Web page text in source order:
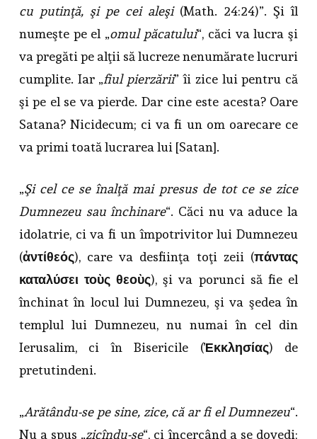
cu putinţă, şi pe cei aleşi(Math. 24:24)”. Şi îl
numeşte pe el „omul păcatului“, căci va lucra şi
va pregăti pe alţii să lucreze nenumărate lucruri
cumplite. Iar „fiul pierzării” îi zice lui pentru că
şi pe el se va pierde. Dar cine este acesta? Oare
Satana? Nicidecum; ci va fi un om oarecare ce
va primi toată lucrarea lui [Satan].
„Şi cel ce se înalţă mai presus de tot ce se zice
Dumnezeu sau închinare“. Căci nu va aduce la
idolatrie, ci va fi un împotrivitor lui Dumnezeu
(ἀντίθεός), care va desfiinţa toţi zeii (πάντας
καταλύσει τοὺς θεοὺς), şi va porunci să fie el
închinat în locul lui Dumnezeu, şi va şedea în
templul lui Dumnezeu, nu numai în cel din
Ierusalim, ci în Bisericile (Ἐκκλησίας) de
pretutindeni.
„Arătându-se pe sine, zice, că ar fi el Dumnezeu“.
Nu a spus „zicîndu-se“, ci încercând a se dovedi;